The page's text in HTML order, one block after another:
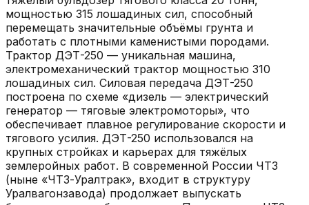
мощностью 315 лошадиных сил, способный
перемещать значительные объёмы грунта и
работать с плотными каменистыми породами.
Трактор ДЭТ-250 — уникальная машина,
электромеханический трактор мощностью 310
лошадиных сил. Силовая передача ДЭТ-250
построена по схеме «дизель — электрический
генератор — тяговые электромоторы», что
обеспечивает плавное регулирование скорости и
тягового усилия. ДЭТ-250 использовался на
крупных стройках и карьерах для тяжёлых
землеройных работ. В современной России ЧТЗ
(ныне «ЧТЗ-Уралтрак», входит в структуру
Уралвагонзавода) продолжает выпускать